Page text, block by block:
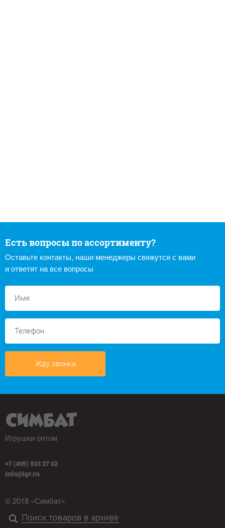
Есть вопросы по ассортименту?
Оставьте контакты, наши менеджеры свяжутся с вами
и ответят на все вопросы
Жду звонка
Игрушки оптом
+7 (495) 933 27 02
info@igr.ru
© 2018 «Симбат»